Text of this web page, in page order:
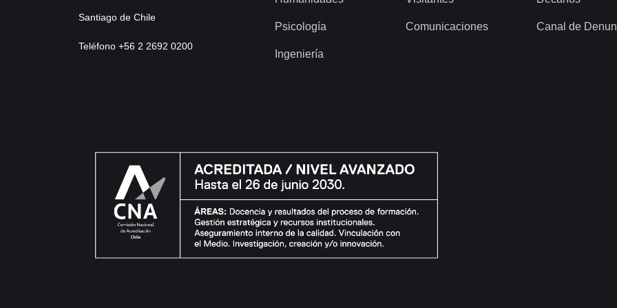
Santiago de Chile
Teléfono +56 2 2692 0200
Psicología
Ingeniería
Comunicaciones Canal de